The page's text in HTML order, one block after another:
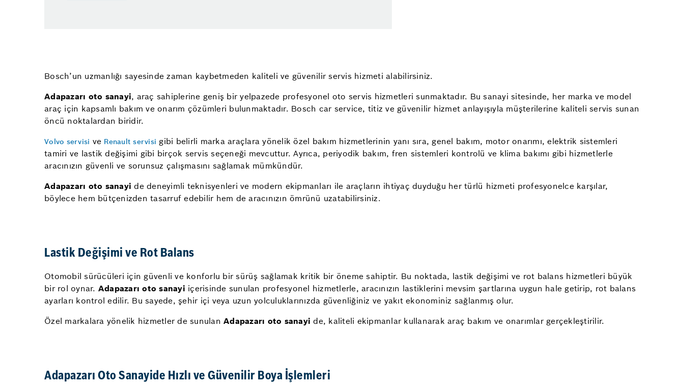
Bosch’un uzmanlığı sayesinde zaman kaybetmeden kaliteli ve güvenilir servis hizmeti alabilirsiniz.
Adapazarı oto sanayi, araç sahiplerine geniş bir yelpazede profesyonel oto servis hizmetleri sunmaktadır. Bu sanayi sitesinde, her marka ve model
araç için kapsamlı bakım ve onarım çözümleri bulunmaktadır. Bosch car service, titiz ve güvenilir hizmet anlayışıyla müşterilerine kaliteli servis sunan
öncü noktalardan biridir.
Volvo servisi ve Renault servisi gibi belirli marka araçlara yönelik özel bakım hizmetlerinin yanı sıra, genel bakım, motor onarımı, elektrik sistemleri
tamiri ve lastik değişimi gibi birçok servis seçeneği mevcuttur. Ayrıca, periyodik bakım, fren sistemleri kontrolü ve klima bakımı gibi hizmetlerle
aracınızın güvenli ve sorunsuz çalışmasını sağlamak mümkündür.
Adapazarı oto sanayi de deneyimli teknisyenleri ve modern ekipmanları ile araçların ihtiyaç duyduğu her türlü hizmeti profesyonelce karşılar,
böylece hem bütçenizden tasarruf edebilir hem de aracınızın ömrünü uzatabilirsiniz.
Lastik Değişimi ve Rot Balans
Otomobil sürücüleri için güvenli ve konforlu bir sürüş sağlamak kritik bir öneme sahiptir. Bu noktada, lastik değişimi ve rot balans hizmetleri büyük
bir rol oynar. Adapazarı oto sanayi içerisinde sunulan profesyonel hizmetlerle, aracınızın lastiklerini mevsim şartlarına uygun hale getirip, rot balans
ayarları kontrol edilir. Bu sayede, şehir içi veya uzun yolculuklarınızda güvenliğiniz ve yakıt ekonominiz sağlanmış olur.
Özel markalara yönelik hizmetler de sunulan Adapazarı oto sanayi de, kaliteli ekipmanlar kullanarak araç bakım ve onarımlar gerçekleştirilir.
Adapazarı Oto Sanayide Hızlı ve Güvenilir Boya İşlemleri